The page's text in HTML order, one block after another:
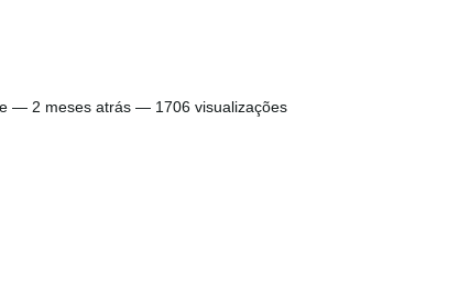
— 2 meses atrás — 1706 visualizações